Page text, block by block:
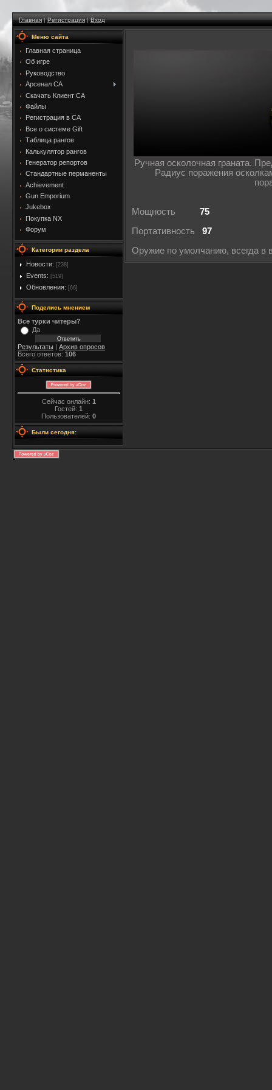
Главная|Регистрация|Вход
Меню сайта
Главная страница
Об игре
Руководство
Арсенал CA
Скачать Клиент CA
Файлы
Регистрация в CA
Все о системе Gift
Таблица рангов
Калькулятор рангов
Генератор репортов
Стандартные перманенты
Achievement
Gun Emporium
Jukebox
Покупка NX
Форум
Категории раздела
Новости: [238]
Events: [519]
Обновления: [66]
Поделись мнением
Все турки читеры?
Да
Результаты | Архив опросов
Всего ответов: 106
Статистика
Сейчас онлайн: 1
Гостей: 1
Пользователей: 0
Были сегодня:
Ручная осколочная граната.
Радиус поражения
Мощность 75
Портативность 97
Оружие по умолчанию, всегда в